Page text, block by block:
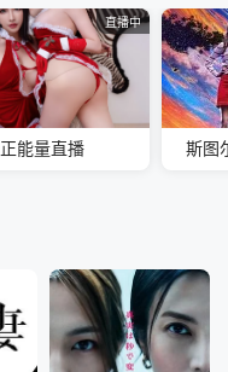
直播中
正能量直播 斯图